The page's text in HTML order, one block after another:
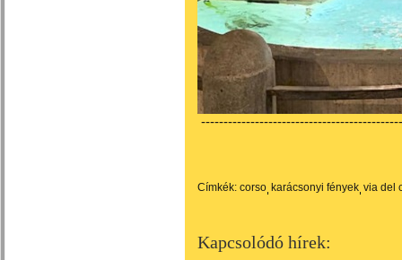
Címkék: corso karácsonyi fények via del
Kapcsolódó hírek: